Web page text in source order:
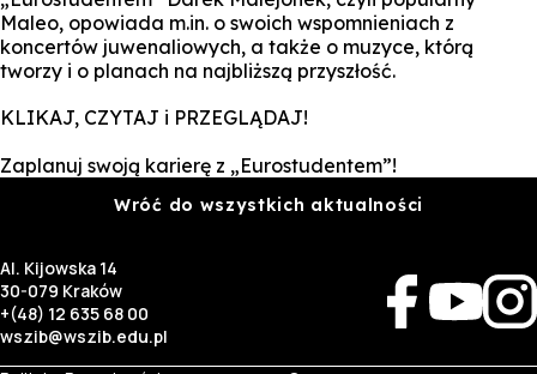
Maleo, opowiada m.in. o swoich wspomnieniach z
koncertów juwenaliowych, a także o muzyce, którą
tworzy i o planach na najbliższą przyszłość.
KLIKAJ, CZYTAJ i PRZEGLĄDAJ!
Zaplanuj swoją karierę z „Eurostudentem”!
Wróć do wszystkich aktualności
Al. Kijowska 14
30-079 Kraków
+(48) 12 635 68 00
wszib@wszib.edu.pl